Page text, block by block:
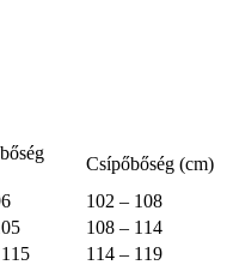
Csípőbőség (cm)
102 – 108
108 – 114
114 – 119